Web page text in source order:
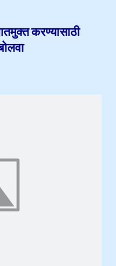
करण्यासाठी